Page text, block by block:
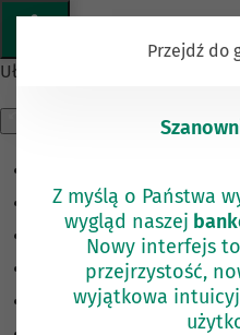
Ułatwienia dostępu
Monochromatyczny
Ciemny kontrast
Jasny kontrast
Niskie nasycenie
Przejdź do
Z myślą o Państwa
wygląd naszej
Nowy interfejs
przejrzystość,
wyjątkowa